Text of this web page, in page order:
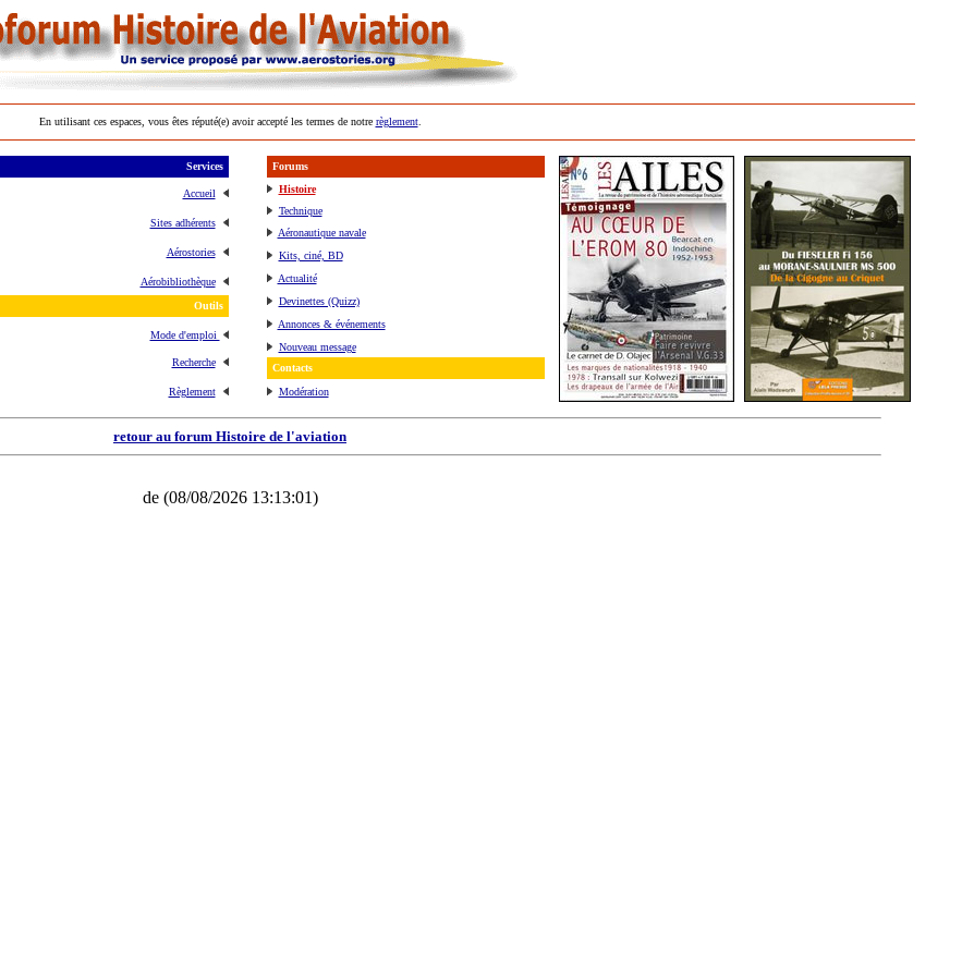
En utilisant ces espaces, vous êtes réputé(e) avoir accepté les termes de notre règlement.
Services
Accueil
Sites adhérents
Aérostories
Aérobibliothèque
Outils
Mode d'emploi
Recherche
Règlement
Forums
Histoire
Technique
Aéronautique navale
Kits, ciné, BD
Actualité
Devinettes (Quizz)
Annonces & événements
Nouveau message
Contacts
Modération
retour au forum Histoire de l'aviation
de (08/08/2026 13:13:01)